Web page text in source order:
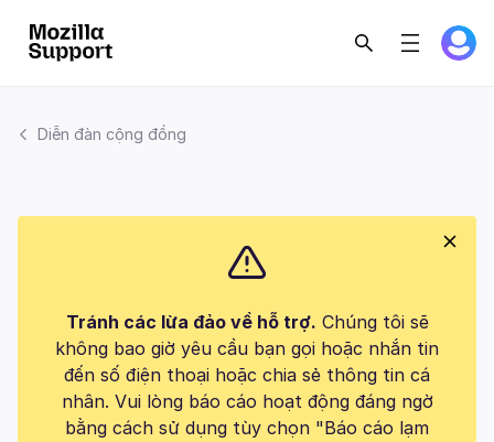
Diễn đàn cộng đồng
Tránh các lừa đảo về hỗ trợ. Chúng tôi sẽ
không bao giờ yêu cầu bạn gọi hoặc nhắn tin
đến số điện thoại hoặc chia sẻ thông tin cá
nhân. Vui lòng báo cáo hoạt động đáng ngờ
bằng cách sử dụng tùy chọn "Báo cáo lạm